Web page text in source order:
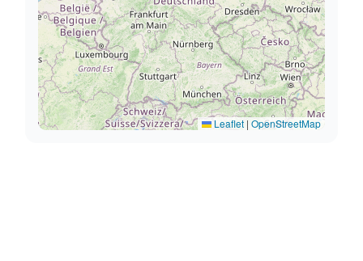
Leaflet | OpenStreetMap